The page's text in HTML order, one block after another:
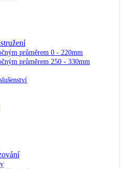
průměrem 0 - 220mm
průměrem 250 - 330mm